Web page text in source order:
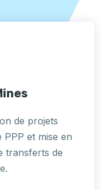
de projets
et mise en
transferts de